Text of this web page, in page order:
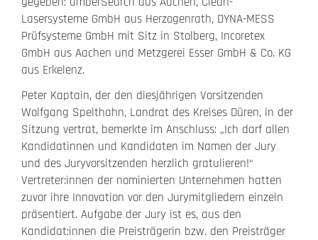
Lasersysteme GmbH aus Herzogenrath, DYNA-MESS
Prüfsysteme GmbH mit Sitz in Stolberg, Incoretex
GmbH aus Aachen und Metzgerei Esser GmbH & Co. KG
aus Erkelenz.
Peter Kaptain, der den diesjährigen Vorsitzenden
Wolfgang Spelthahn, Landrat des Kreises Düren, in der
Sitzung vertrat, bemerkte im Anschluss: „Ich darf allen
Kandidatinnen und Kandidaten im Namen der Jury
und des Juryvorsitzenden herzlich gratulieren!“
Vertreter:innen der nominierten Unternehmen hatten
zuvor ihre Innovation vor den Jurymitgliedern einzeln
präsentiert. Aufgabe der Jury ist es, aus den
Kandidat:innen die Preisträgerin bzw. den Preisträger